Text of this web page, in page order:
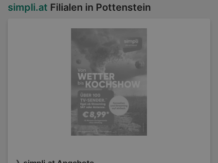
simpli.at Filialen in Pottenstein